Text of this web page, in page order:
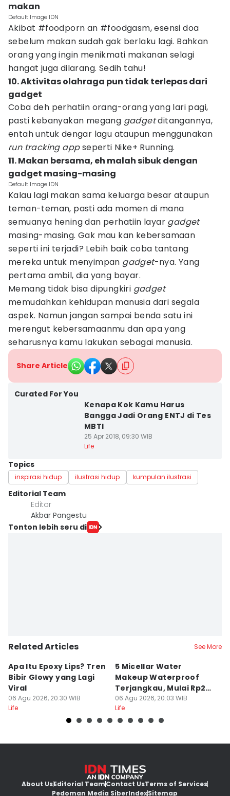
makan
Default Image IDN
Akibat #foodporn an #foodgasm, esensi doa
sebelum makan sudah gak berlaku lagi. Bahkan
orang yang ingin menikmati makanan selagi
hangat juga dilarang. Sedih tahu!
10. Aktivitas olahraga pun tidak terlepas dari
gadget
Coba deh perhatiin orang-orang yang lari pagi,
pasti kebanyakan megang gadgetditangannya,
entah untuk dengar lagu ataupun menggunakan
run tracking appseperti Nike+ Running.
11. Makan bersama, eh malah sibuk dengan
gadget masing-masing
Default Image IDN
Kalau lagi makan sama keluarga besar ataupun
teman-teman, pasti ada momen di mana
semuanya hening dan perhatiin layar gadget
masing-masing. Gak mau kan kebersamaan
seperti ini terjadi? Lebih baik coba tantang
mereka untuk menyimpan gadget-nya. Yang
pertama ambil, dia yang bayar.
Memang tidak bisa dipungkiri gadget
memudahkan kehidupan manusia dari segala
aspek. Namun jangan sampai benda satu ini
merengut kebersamaanmu dan apa yang
seharusnya kamu lakukan sebagai manusia.
Share Article
Curated For You
Kenapa Kok Kamu Harus
Bangga Jadi Orang ENTJ di Tes
MBTI
25 Apr 2018, 09:30 WIB
Life
Topics
inspirasi hidup ilustrasi hidup kumpulan ilustrasi
Editorial Team
Editor
Akbar Pangestu
Tonton lebih seru di
Related Articles See More
Apa Itu Epoxy Lips? Tren
Bibir Glowy yang Lagi
Viral
06 Agu 2026, 20:30 WIB
Life
5 Micellar Water
Makeup Waterproof
Terjangkau, Mulai Rp20
Ribuan!
06 Agu 2026, 20:03 WIB
Life
About UsEditorial TeamContact UsTerms of Services
Pedoman Media SiberIndexSitemap